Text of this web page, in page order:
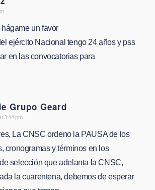
un favor
ejército Nacional tengo 24 años y pss
en las convocatorias para
Grupo Geard
3:44 pm
La CNSC ordeno la PAUSA de los
cronogramas y términos en los
selección que adelanta la CNSC,
la cuarentena, debemos de esperar